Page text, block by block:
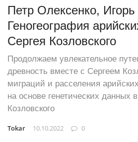
Петр Олексенко,
Геногеография
Сергея Козловского
Продолжаем увлекательное
древность вместе с Сергеем
миграций и расселения
на основе генетических данных
Козловского
Tokar 10.10.2022 0